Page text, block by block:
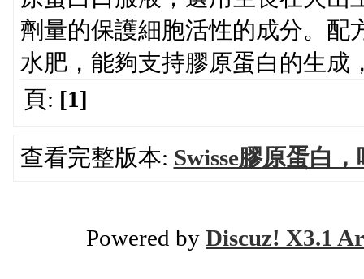
劑量的保護細胞活性的成分。配
水肥，能夠支持膠原蛋白的生成
頁: [1]
查看完整版本: Swisse膠原蛋白
Powered by Discuz! X3.1